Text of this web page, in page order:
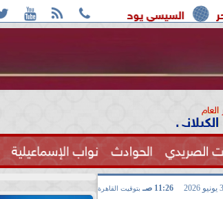
   ترامب مجلس السودان و ليبيا و اليمن
العام
الصريدي الحوادث نواب الإسماعيلية
11:26 صـ بتوقيت القاهرة